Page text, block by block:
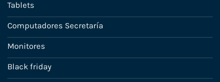
Tablets
Computadores Secretaría
Monitores
Black friday